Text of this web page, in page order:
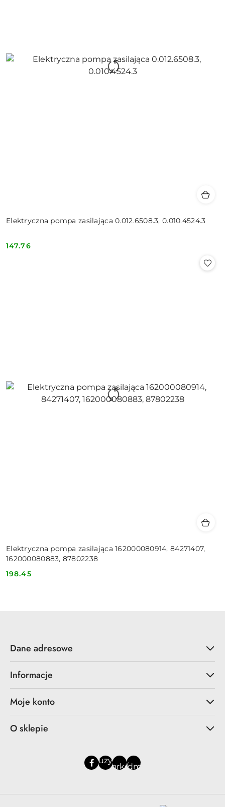
Elektryczna pompa zasilająca 0.012.6508.3, 0.010.4524.3
Cena:
147.76
Elektryczna pompa zasilająca 162000080914, 84271407,
162000080883, 87802238
Cena:
198.45
Dane adresowe
Informacje
Moje konto
O sklepie